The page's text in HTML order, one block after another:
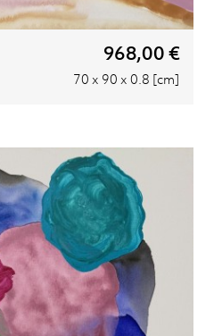
968,00 €
70 x 90 x 0.8 [cm]